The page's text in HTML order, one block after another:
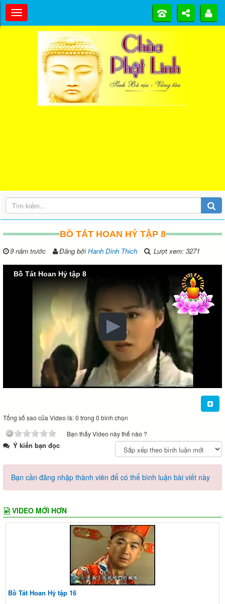
BỒ TÁT HOAN HỶ TẬP 8
9 năm trước Đăng bởiHanh Dinh Thich Lượt xem: 3271
Bồ Tát Hoan Hỷ tập 8
Tổng số sao của Video là: 0 trong 0 bình chọn
Bạn thấy Video này thế nào ?
Ý kiến bạn đọc
Bạn cần đăng nhập thành viên để có thể bình luận bài viết này
VIDEO MỚI HƠN
Bồ Tát Hoan Hỷ tập 16